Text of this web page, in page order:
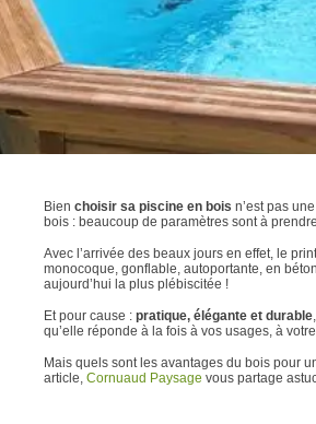
Bien choisir sa piscine en bois n’est pas
bois : beaucoup de paramètres sont à
Avec l’arrivée des beaux jours en effet, le
monocoque, gonflable, autoportante, en
aujourd’hui la plus plébiscitée !
Et pour cause : pratique, élégante et durable
qu’elle réponde à la fois à vos usages, à
Mais quels sont les avantages du bois pour
article, Cornuaud Paysage vous partage